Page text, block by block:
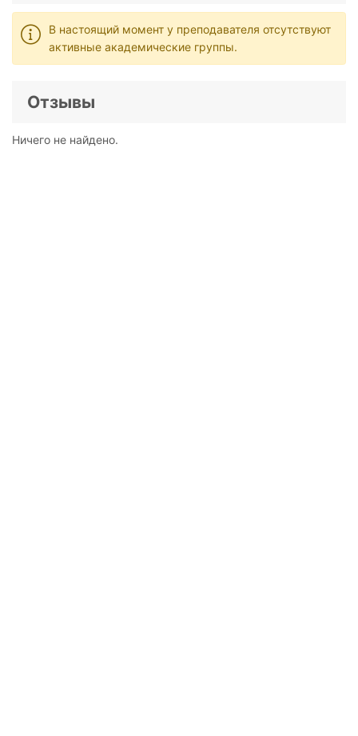
В настоящий момент у преподавателя отсутствуют
активные академические группы.
Отзывы
Ничего не найдено.